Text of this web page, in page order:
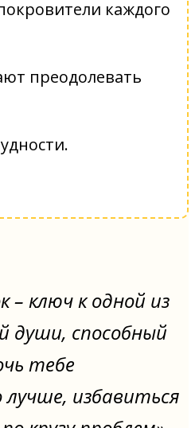
каждого
преодолевать
ключ к одной из
души, способный
тебе
избавиться